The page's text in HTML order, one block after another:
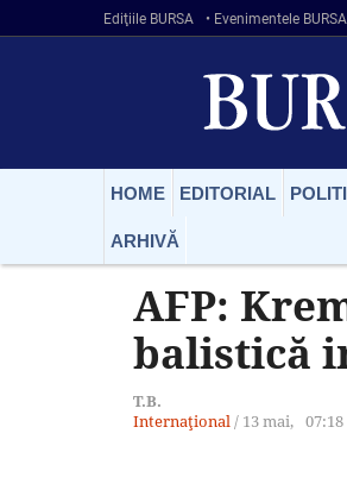
Ediţiile BURSA • Evenimentele BURSA
HOME EDITORIAL
ARHIVĂ
AFP:
balistică
T.B.
Internaţional / 13 mai, 07:18